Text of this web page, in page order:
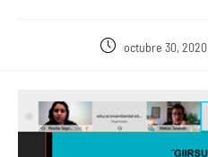
octubre 30, 2020